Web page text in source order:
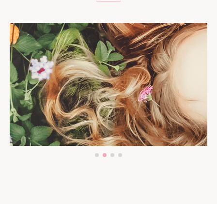
Cabello radiante
Cuidado capilar
Descubrir